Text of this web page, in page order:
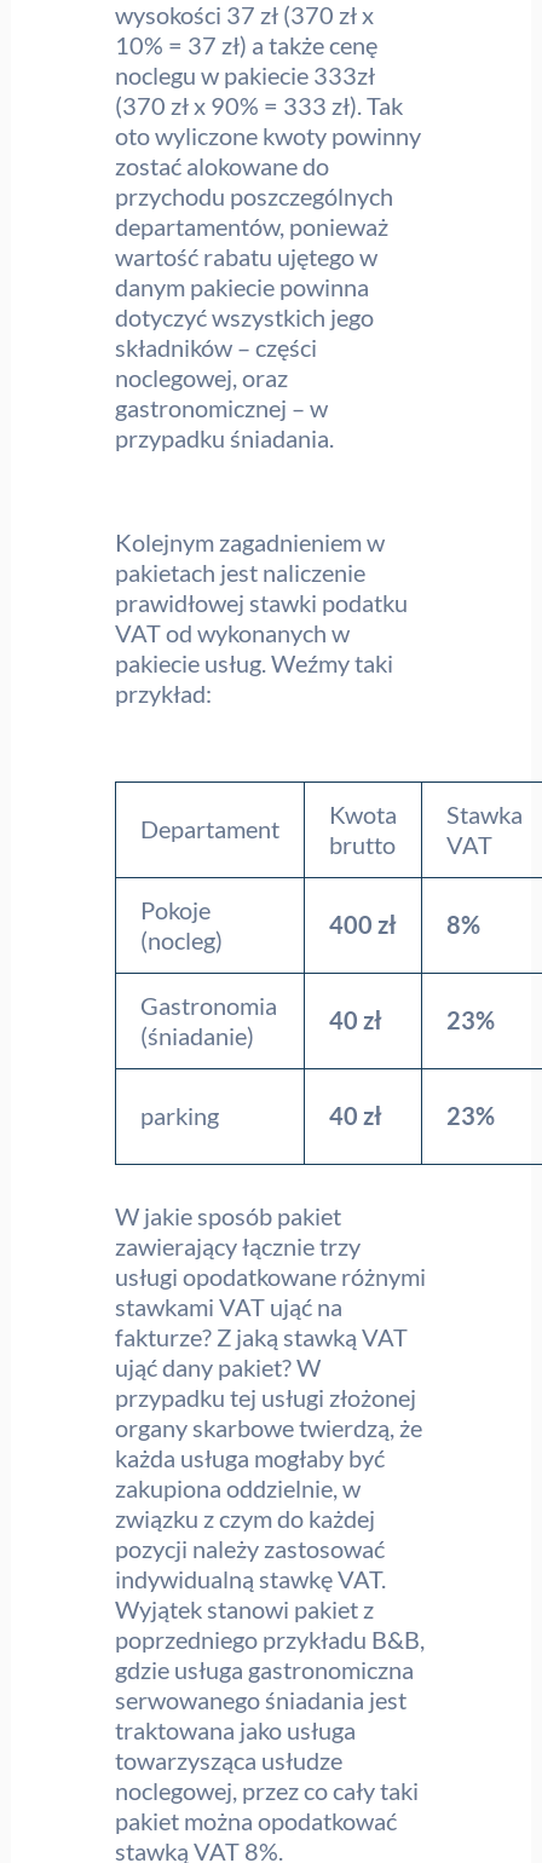
wysokości 37 zł (370 zł x
10% = 37 zł) a także cenę
noclegu w pakiecie 333zł
(370 zł x 90% = 333 zł). Tak
oto wyliczone kwoty powinny
zostać alokowane do
przychodu poszczególnych
departamentów, ponieważ
wartość rabatu ujętego w
danym pakiecie powinna
dotyczyć wszystkich jego
składników – części
noclegowej, oraz
gastronomicznej – w
przypadku śniadania.
Kolejnym zagadnieniem w
pakietach jest naliczenie
prawidłowej stawki podatku
VAT od wykonanych w
pakiecie usług. Weźmy taki
przykład:
Departament
Kwota
brutto
Stawka
VAT
Pokoje
(nocleg)
400 zł 8%
Gastronomia
(śniadanie)
40 zł 23%
parking 40 zł 23%
W jakie sposób pakiet
zawierający łącznie trzy
usługi opodatkowane różnymi
stawkami VAT ująć na
fakturze? Z jaką stawką VAT
ująć dany pakiet? W
przypadku tej usługi złożonej
organy skarbowe twierdzą, że
każda usługa mogłaby być
zakupiona oddzielnie, w
związku z czym do każdej
pozycji należy zastosować
indywidualną stawkę VAT.
Wyjątek stanowi pakiet z
poprzedniego przykładu B&B,
gdzie usługa gastronomiczna
serwowanego śniadania jest
traktowana jako usługa
towarzysząca usłudze
noclegowej, przez co cały taki
pakiet można opodatkować
stawką VAT 8%.